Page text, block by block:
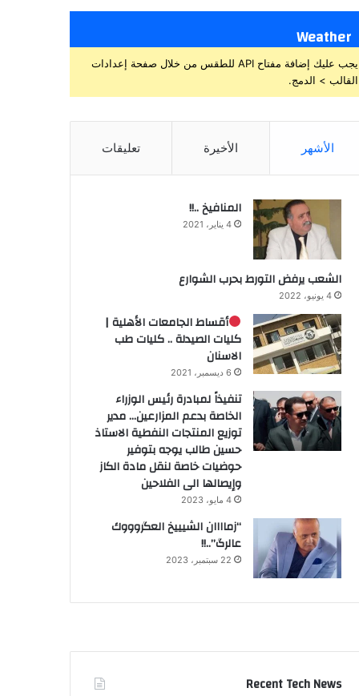
Weather
يجب عليك إضافة مفتاح API للطقس من خلال صفحة إعدادات
القالب > الدمج.
الأشهر الأخيرة تعليقات
المنافيخ ..!!
4 يناير، 2021
الشعب يرفض التورط بحرب الشوارع
4 يونيو، 2022
أقساط الجامعات الأهلية |
كليات الصيدلة .. كليات طب
الاسنان
6 ديسمبر، 2021
تنفيذاً لمبادرة رئيس الوزراء
الخاصة بدعم المزارعين… مدير
توزيع المنتجات النفطية الاستاذ
حسين طالب يوجه بتوفير
حوضيات خاصة لنقل مادة الكاز
وإيصالها الى الفلاحين
4 مايو، 2023
“زماااان الشيييخ العگروووك
عالرگ”..!!
22 سبتمبر، 2023
Recent Tech News